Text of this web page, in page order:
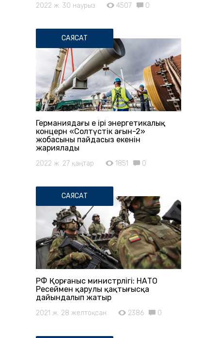
2022 ж. 30 наурыз 4507 0
САЯСАТ
Германиядағы ең ірі энергетикалық
концерн «Солтүстік ағын-2»
жобасының пайдасыз екенін
жариялады
2022 ж. 27 қаңтар 1851 0
САЯСАТ
РФ Қорғаныс министрлігі: НАТО
Ресеймен қарулы қақтығысқа
дайындалып жатыр
2021 ж. 28 желтоқсан 2386 0